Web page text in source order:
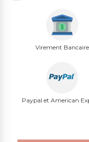
Virement Bancaire
Paypal et American